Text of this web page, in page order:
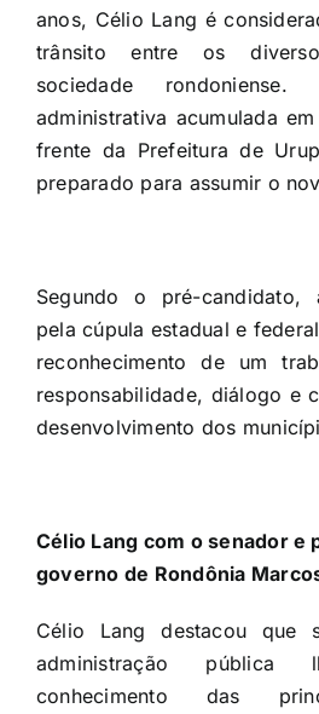
anos, Célio Lang é
trânsito entre os
sociedade rondoniense.
administrativa acumulada
frente da Prefeitura de
preparado para assumir o
Segundo o pré-candidato,
pela cúpula estadual e
reconhecimento de um
responsabilidade, diálogo e
desenvolvimento dos
Célio Lang com o senador e
governo de Rondônia
Célio Lang destacou que
administração pública
conhecimento das